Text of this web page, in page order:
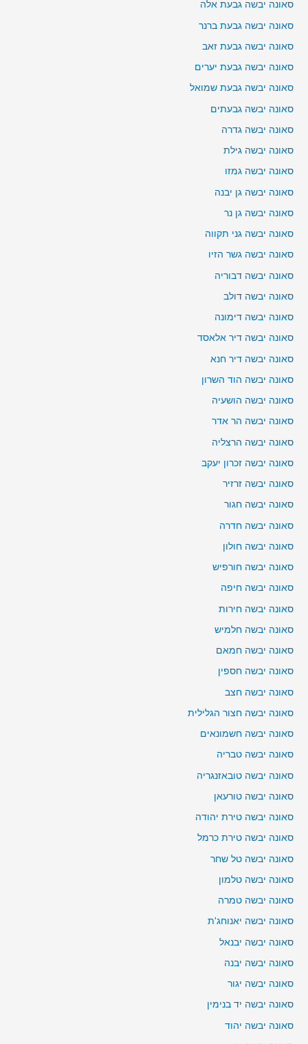
סאונה יבשה גבעת אלה
סאונה יבשה גבעת ברנר
סאונה יבשה גבעת זאב
סאונה יבשה גבעת יערים
סאונה יבשה גבעת שמואל
סאונה יבשה גבעתים
סאונה יבשה גדרה
סאונה יבשה גילת
סאונה יבשה גמזו
סאונה יבשה גן יבנה
סאונה יבשה גן נר
סאונה יבשה גני תקווה
סאונה יבשה גשר הזיו
סאונה יבשה דבוריה
סאונה יבשה דולב
סאונה יבשה דימונה
סאונה יבשה דיר אלאסד
סאונה יבשה דיר חנא
סאונה יבשה הוד השרון
סאונה יבשה הושעיה
סאונה יבשה הר אדר
סאונה יבשה הרצליה
סאונה יבשה זכרון יעקב
סאונה יבשה זרזיר
סאונה יבשה חגור
סאונה יבשה חדרה
סאונה יבשה חולון
סאונה יבשה חורפיש
סאונה יבשה חיפה
סאונה יבשה חירות
סאונה יבשה חלמיש
סאונה יבשה חמאם
סאונה יבשה חספין
סאונה יבשה חצב
סאונה יבשה חצור הגלילית
סאונה יבשה חשמונאים
סאונה יבשה טבריה
סאונה יבשה טובאזנגריה
סאונה יבשה טורעאן
סאונה יבשה טירת יהודה
סאונה יבשה טירת כרמל
סאונה יבשה טל שחר
סאונה יבשה טלמון
סאונה יבשה טמרה
סאונה יבשה יאנוחג'ת
סאונה יבשה יבנאל
סאונה יבשה יבנה
סאונה יבשה יגור
סאונה יבשה יד בנימין
סאונה יבשה יהוד